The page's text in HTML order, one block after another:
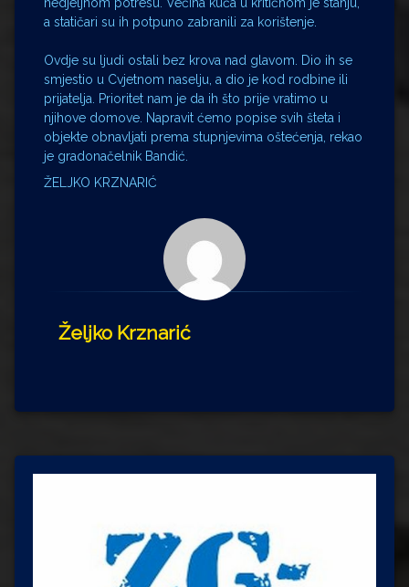
nedjeljnom potresu. Većina kuća u kritičnom je stanju,
a statičari su ih potpuno zabranili za korištenje.
Ovdje su ljudi ostali bez krova nad glavom. Dio ih se
smjestio u Cvjetnom naselju, a dio je kod rodbine ili
prijatelja. Prioritet nam je da ih što prije vratimo u
njihove domove. Napravit ćemo popise svih šteta i
objekte obnavljati prema stupnjevima oštećenja, rekao
je gradonačelnik Bandić.
ŽELJKO KRZNARIĆ
Željko Krznarić